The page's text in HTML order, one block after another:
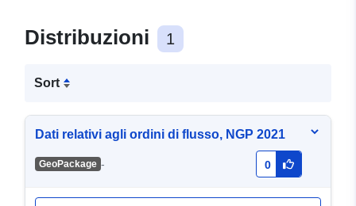
Distribuzioni 1
Sort
Dati relativi agli ordini di flusso, NGP 2021
GeoPackage - 0